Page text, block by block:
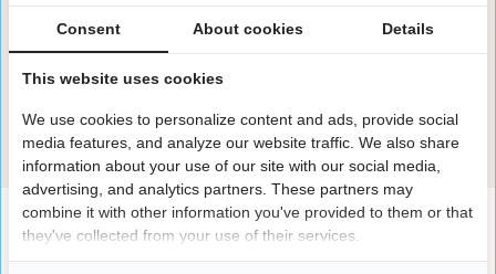
Productomschrijving
Heb je een vraag over dit product?
in de chat of stuur een e-mail.
Stuur e-mail
Consent About cookies Details
This website uses cookies
We use cookies to personalize content and ads, provide social
media features, and analyze our website traffic. We also share
information about your use of our site with our social media,
advertising, and analytics partners. These partners may
combine it with other information you've provided to them or that
they've collected from your use of their services.